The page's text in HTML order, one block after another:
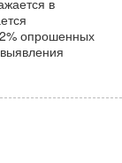
опрошенных